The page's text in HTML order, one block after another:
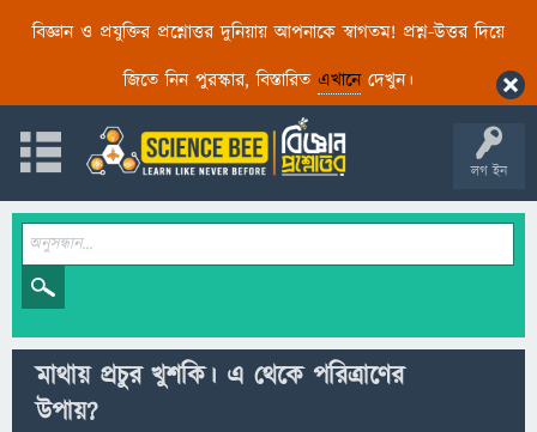
বিজ্ঞান ও প্রযুক্তির প্রশ্নোত্তর দুনিয়ায় আপনাকে স্বাগতম! প্রশ্ন-উত্তর দিয়ে
জিতে নিন পুরস্কার, বিস্তারিত এখানেদেখুন।
লগ ইন
মাথায় প্রচুর খুশকি। এ থেকে পরিত্রাণের
উপায়?